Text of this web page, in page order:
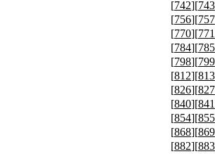
[742][743
[756][757
[770][771
[784][785
[798][799
[812][813
[826][827
[840][841
[854][855
[868][869
[882][883